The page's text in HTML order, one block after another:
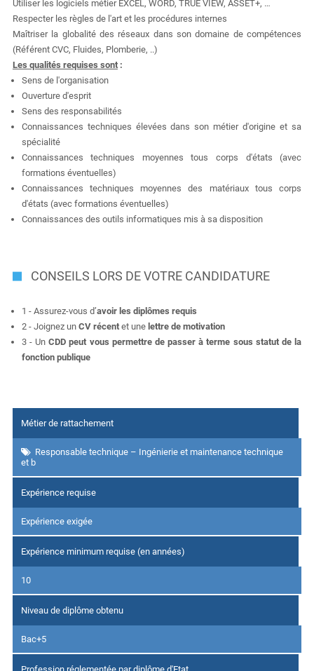
Utiliser les logiciels métier EXCEL, WORD, TRUE VIEW, ASSET+, …
Respecter les règles de l'art et les procédures internes
Maîtriser la globalité des réseaux dans son domaine de compétences
(Référent CVC, Fluides, Plomberie, ..)
Les qualités requises sont:
Sens de l'organisation
Ouverture d'esprit
Sens des responsabilités
Connaissances techniques élevées dans son métier d'origine et sa
spécialité
Connaissances techniques moyennes tous corps d'états (avec
formations éventuelles)
Connaissances techniques moyennes des matériaux tous corps
d'états (avec formations éventuelles)
Connaissances des outils informatiques mis à sa disposition
CONSEILS LORS DE VOTRE CANDIDATURE
1 - Assurez-vous d’avoir les diplômes requis
2 - Joignez un CV récentet une lettre de motivation
3 - UnCDD peut vous permettre de passer à terme sous statut de la
fonction publique
Métier de rattachement
Responsable technique – Ingénierie et maintenance technique
et b
Expérience requise
Expérience exigée
Expérience minimum requise (en années)
10
Niveau de diplôme obtenu
Bac+5